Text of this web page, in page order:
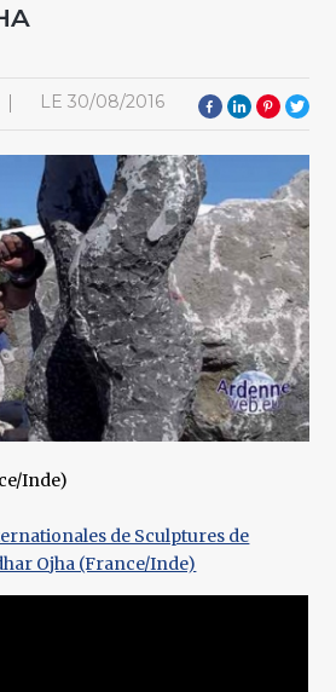
LE 30/08/2016
Inde)
de Sculptures de
Ojha (France/Inde)